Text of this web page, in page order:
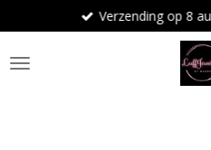
direct
naar
de
Verzending op 8